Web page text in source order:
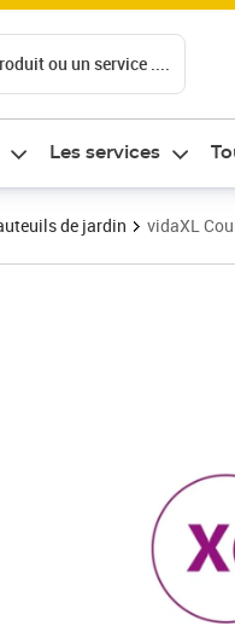
ou un service ....
Les services
de jardin vidaXL